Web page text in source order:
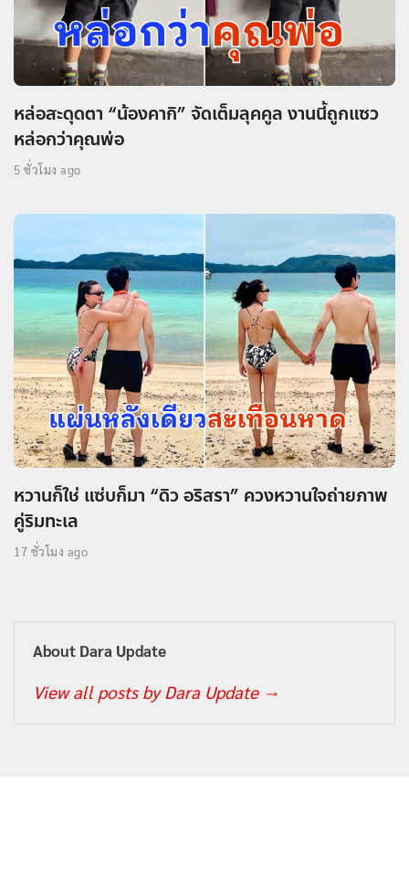
หล่อสะดุดตา “น้องคากิ” จัดเต็มลุคคูล งานนี้ถูกแซว
หล่อกว่าคุณพ่อ
5 ชั่วโมง ago
หวานก็ใช่ แซ่บก็มา “ดิว อริสรา” ควงหวานใจถ่ายภาพ
คู่ริมทะเล
17 ชั่วโมง ago
About Dara Update
View all posts by Dara Update →